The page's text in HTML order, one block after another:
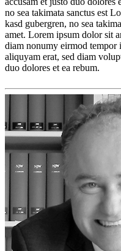
no sea takimata sanctus est
kasd gubergren, no sea
amet. Lorem ipsum dolor sit
diam nonumy eirmod tempor
aliquyam erat, sed diam
duo dolores et ea rebum.